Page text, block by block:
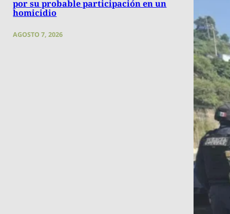
por su probable participación en un
homicidio
AGOSTO 7, 2026